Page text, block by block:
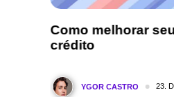
Como melhorar
crédito
YGOR CASTRO 23.